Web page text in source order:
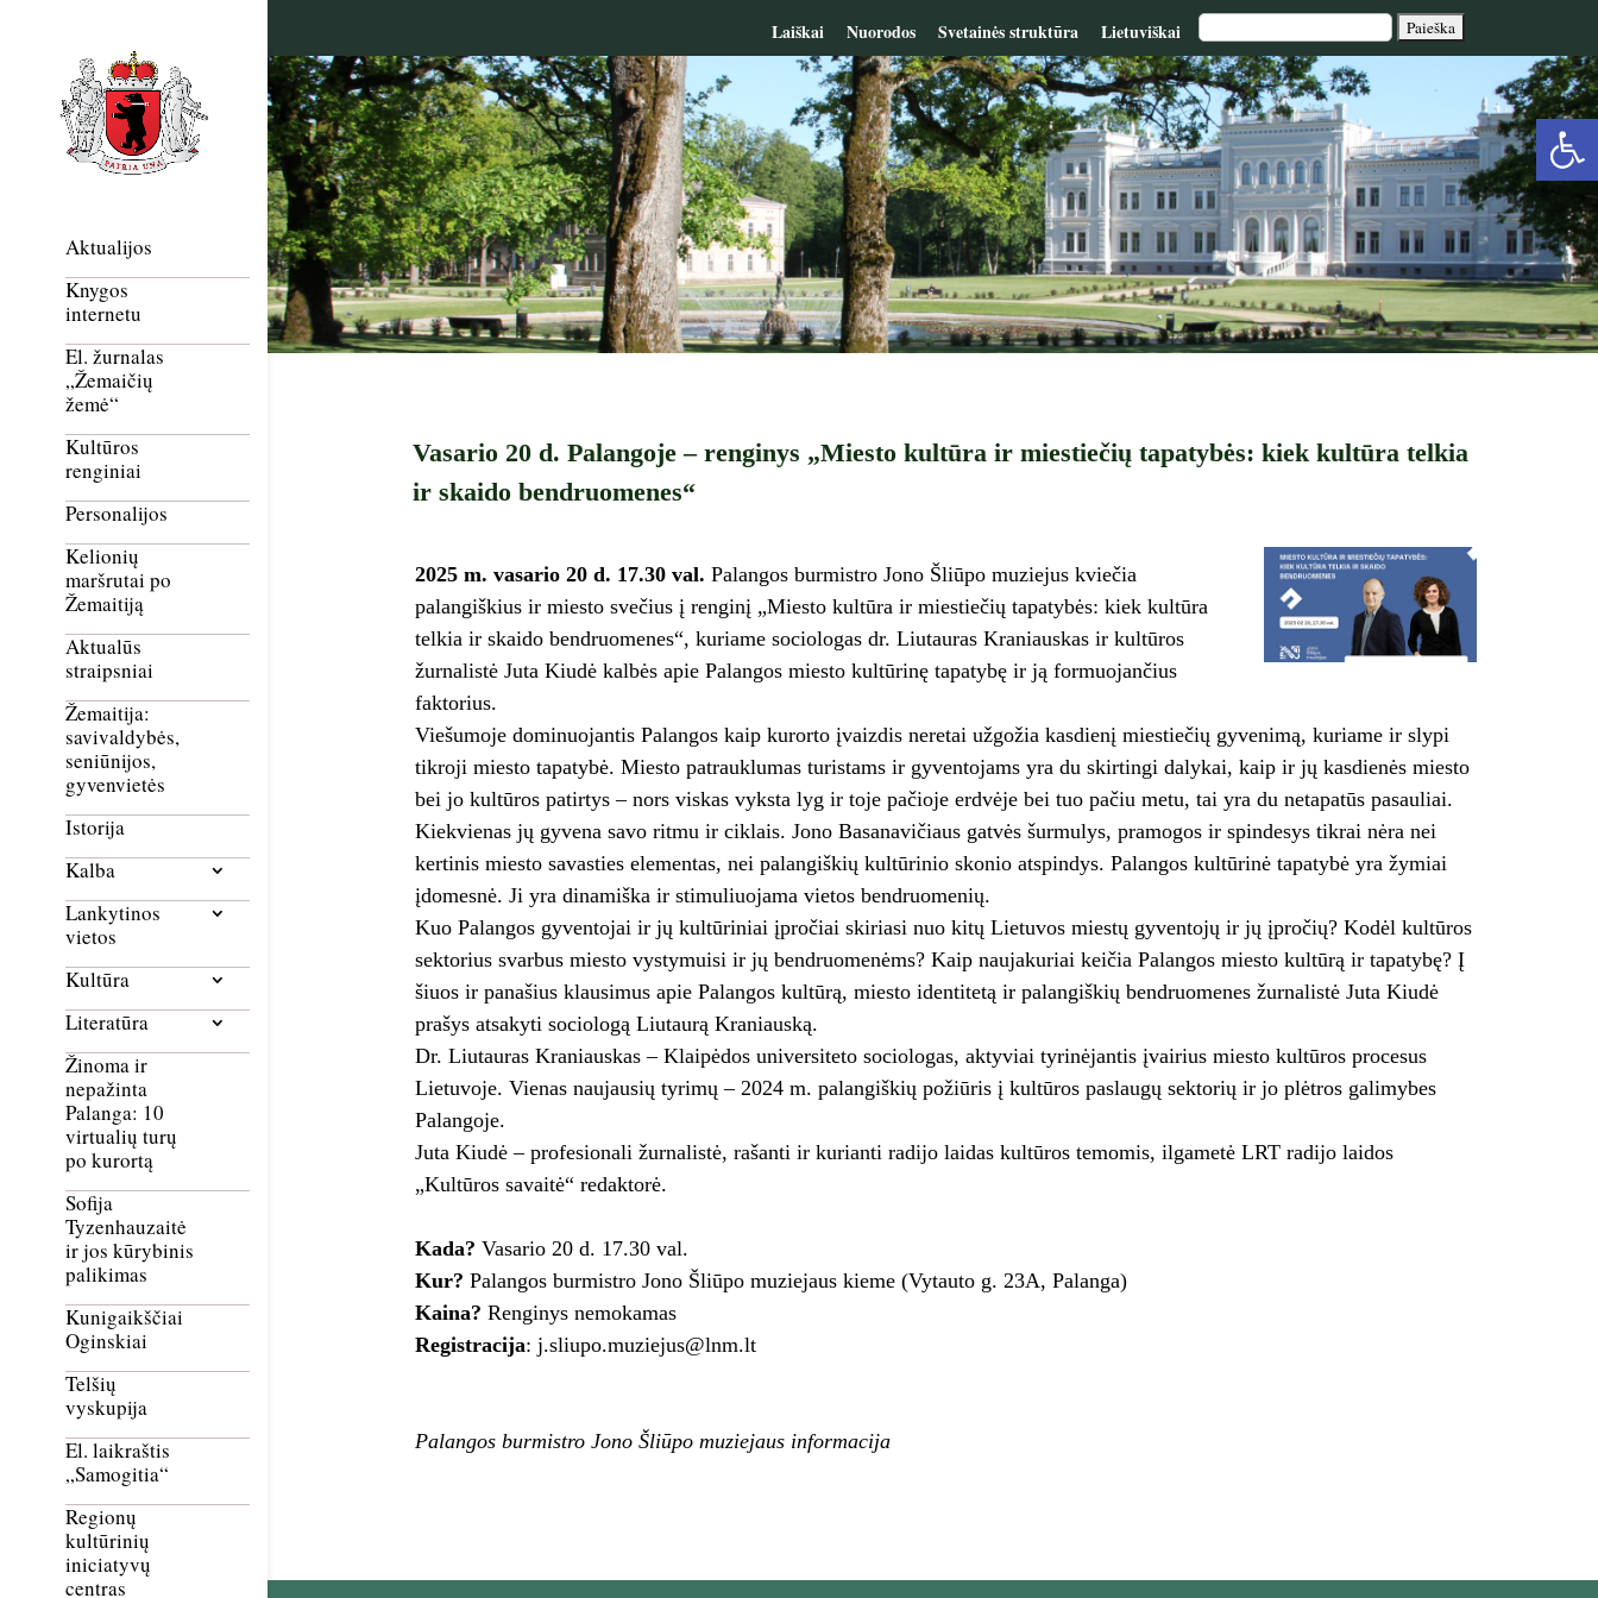
Laiškai Nuorodos Svetainės struktūra Lietuviškai
Aktualijos
Knygos
internetu
El. žurnalas
„Žemaičių
žemė“
Kultūros
renginiai
Personalijos
Kelionių
maršrutai po
Žemaitiją
Aktualūs
straipsniai
Žemaitija:
savivaldybės,
seniūnijos,
gyvenvietės
Istorija
Kalba
Lankytinos
vietos
Kultūra
Literatūra
Žinoma ir
nepažinta
Palanga: 10
virtualių turų
po kurortą
Sofija
Tyzenhauzaitė
ir jos kūrybinis
palikimas
Kunigaikščiai
Oginskiai
Telšių
vyskupija
El. laikraštis
„Samogitia“
Regionų
kultūrinių
iniciatyvų
centras
Vasario 20 d. Palangoje – renginys „Miesto kultūra ir miestiečių tapatybės: kiek kultūra telkia
ir skaido bendruomenes“
2025 m. vasario 20 d. 17.30 val. Palangos burmistro Jono Šliūpo muziejus kviečia
palangiškius ir miesto svečius į renginį „Miesto kultūra ir miestiečių tapatybės: kiek kultūra
telkia ir skaido bendruomenes“, kuriame sociologas dr. Liutauras Kraniauskas ir kultūros
žurnalistė Juta Kiudė kalbės apie Palangos miesto kultūrinę tapatybę ir ją formuojančius
faktorius.
Viešumoje dominuojantis Palangos kaip kurorto įvaizdis neretai užgožia kasdienį miestiečių gyvenimą, kuriame ir slypi
tikroji miesto tapatybė. Miesto patrauklumas turistams ir gyventojams yra du skirtingi dalykai, kaip ir jų kasdienės miesto
bei jo kultūros patirtys – nors viskas vyksta lyg ir toje pačioje erdvėje bei tuo pačiu metu, tai yra du netapatūs pasauliai.
Kiekvienas jų gyvena savo ritmu ir ciklais. Jono Basanavičiaus gatvės šurmulys, pramogos ir spindesys tikrai nėra nei
kertinis miesto savasties elementas, nei palangiškių kultūrinio skonio atspindys. Palangos kultūrinė tapatybė yra žymiai
įdomesnė. Ji yra dinamiška ir stimuliuojama vietos bendruomenių.
Kuo Palangos gyventojai ir jų kultūriniai įpročiai skiriasi nuo kitų Lietuvos miestų gyventojų ir jų įpročių? Kodėl kultūros
sektorius svarbus miesto vystymuisi ir jų bendruomenėms? Kaip naujakuriai keičia Palangos miesto kultūrą ir tapatybę? Į
šiuos ir panašius klausimus apie Palangos kultūrą, miesto identitetą ir palangiškių bendruomenes žurnalistė Juta Kiudė
prašys atsakyti sociologą Liutaurą Kraniauską.
Dr. Liutauras Kraniauskas – Klaipėdos universiteto sociologas, aktyviai tyrinėjantis įvairius miesto kultūros procesus
Lietuvoje. Vienas naujausių tyrimų – 2024 m. palangiškių požiūris į kultūros paslaugų sektorių ir jo plėtros galimybes
Palangoje.
Juta Kiudė – profesionali žurnalistė, rašanti ir kurianti radijo laidas kultūros temomis, ilgametė LRT radijo laidos
„Kultūros savaitė“ redaktorė.
Kada? Vasario 20 d. 17.30 val.
Kur? Palangos burmistro Jono Šliūpo muziejaus kieme (Vytauto g. 23A, Palanga)
Kaina? Renginys nemokamas
Registracija: j.sliupo.muziejus@lnm.lt
Palangos burmistro Jono Šliūpo muziejaus informacija